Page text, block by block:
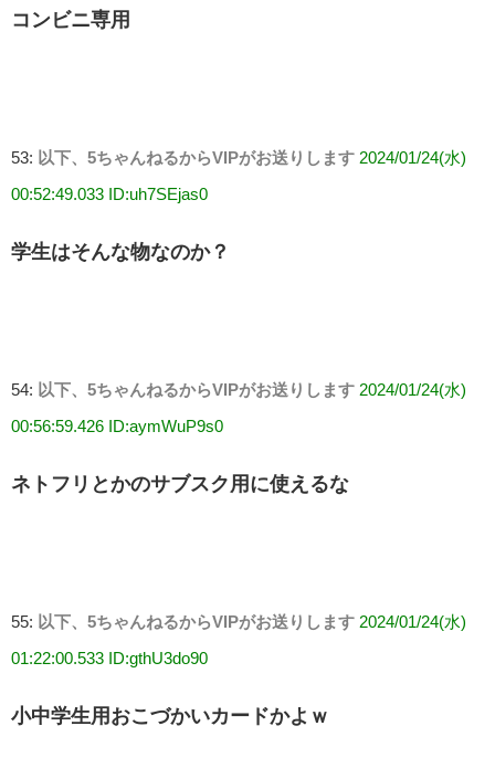
コンビニ専用
53: 以下、5ちゃんねるからVIPがお送りします 2024/01/24(水)
00:52:49.033 ID:uh7SEjas0
学生はそんな物なのか？
54: 以下、5ちゃんねるからVIPがお送りします 2024/01/24(水)
00:56:59.426 ID:aymWuP9s0
ネトフリとかのサブスク用に使えるな
55: 以下、5ちゃんねるからVIPがお送りします 2024/01/24(水)
01:22:00.533 ID:gthU3do90
小中学生用おこづかいカードかよｗ